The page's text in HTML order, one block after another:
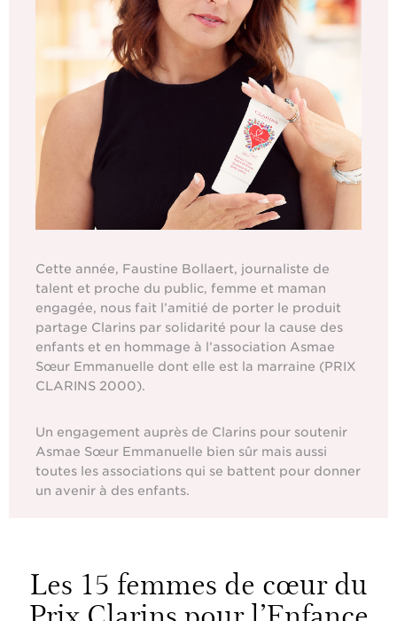
Cette année, Faustine Bollaert, journaliste de
talent et proche du public, femme et maman
engagée, nous fait l’amitié de porter le produit
partage Clarins par solidarité pour la cause des
enfants et en hommage à l’association Asmae
Sœur Emmanuelle dont elle est la marraine (PRIX
CLARINS 2000).
Un engagement auprès de Clarins pour soutenir
Asmae Sœur Emmanuelle bien sûr mais aussi
toutes les associations qui se battent pour donner
un avenir à des enfants.
Les 15 femmes de cœur du